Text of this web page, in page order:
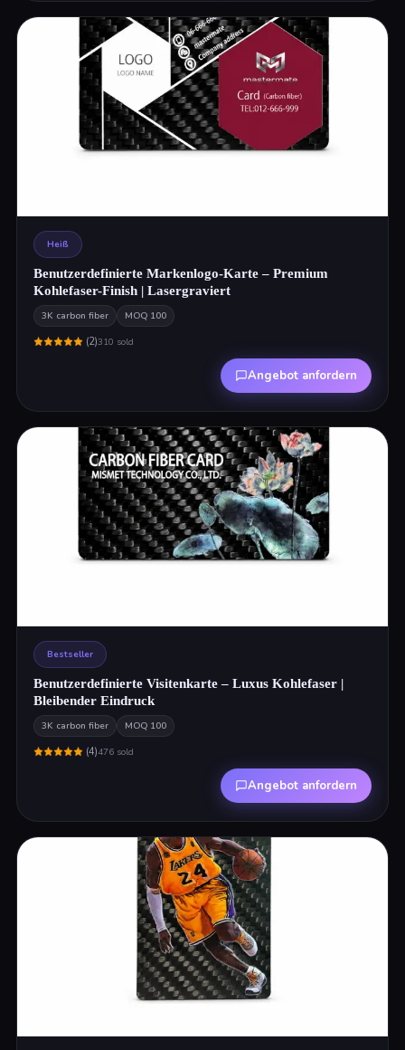
Heiß
Benutzerdefinierte Markenlogo-Karte – Premium
Kohlefaser-Finish | Lasergraviert
3K carbon fiber MOQ 100
(2)310 sold
Angebot anfordern
Bestseller
Benutzerdefinierte Visitenkarte – Luxus Kohlefaser |
Bleibender Eindruck
3K carbon fiber MOQ 100
(4)476sold
Angebot anfordern